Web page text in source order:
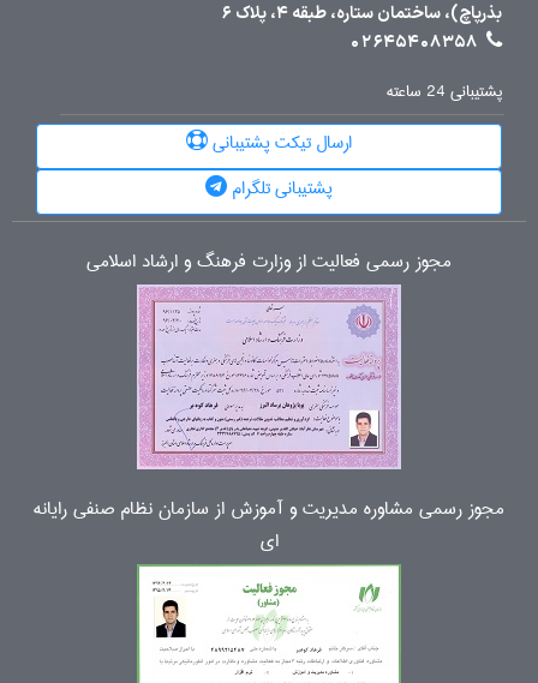
بذرپاچ)، ساختمان ستاره، طبقه 4، پلاک 6
02645408358
پشتیبانی 24 ساعته
ارسال تیکت پشتیبانی
پشتیبانی تلگرام
مجوز رسمی فعالیت از وزارت فرهنگ و ارشاد اسلامی
مجوز رسمی مشاوره مدیریت و آموزش از سازمان نظام صنفی رایانه
ای